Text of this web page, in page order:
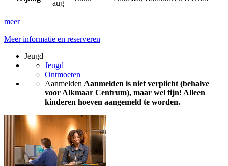
aug
meer
Meer informatie en reserveren
Jeugd
Jeugd
Ontmoeten
Aanmelden Aanmelden is niet verplicht (behalve
voor Alkmaar Centrum), maar wel fijn! Alleen
kinderen hoeven aangemeld te worden.